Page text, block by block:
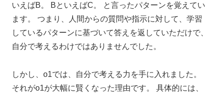
いえばB。 BといえばC。 と言ったパターンを覚えてい
ます。 つまり、人間からの質問や指示に対して、学習
しているパターンに基づいて答えを返していただけで、
自分で考えるわけではありませんでした。
しかし、o1では、自分で考える力を手に入れました。
それがo1が大幅に賢くなった理由です。 具体的には、